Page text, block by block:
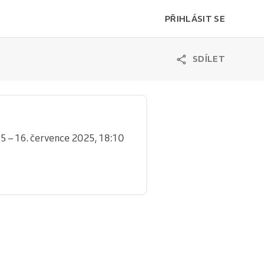
PŘIHLÁSIT SE
SDÍLET
– 16. července 2025, 18:10